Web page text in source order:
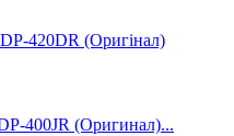
420DR (Оригінал)
400JR (Оригинал)...